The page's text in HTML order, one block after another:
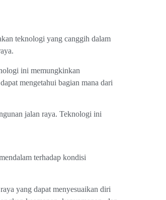
teknologi yang canggih dalam
ini memungkinkan
mengetahui bagian mana dari
jalan raya. Teknologi ini
terhadap kondisi
yang dapat menyesuaikan diri